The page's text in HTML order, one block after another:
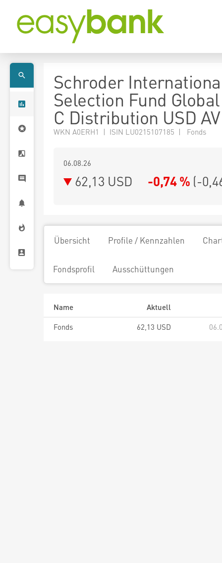
Schroder
Selection Fund
C Distribution USD AV
WKN A0ERH1 | ISIN LU0215107185 | Fonds
06.08.26
62,13 USD -0,74 % (-
Übersicht Profile / Kennzahlen
Fondsprofil Ausschüttungen
Name
Aktuell
Fonds
62,13 USD